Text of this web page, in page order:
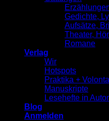
Gedichte,
Aufsätze,
Theater,
Romane
Verlag
Wir
Hotspots
Praktika +
Manuskripte
Lesehefte in
Blog
Anmelden